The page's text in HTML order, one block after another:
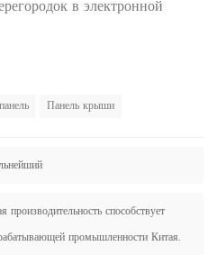
в электронной
Панель крыши
производительность способствует
промышленности Китая.